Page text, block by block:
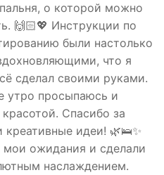
о которой можно
🙌🏻💖 Инструкции по
были настолько
что я
сделал своими руками.
утро просыпаюсь и
Спасибо за
креативные идеи! 🌿🛌✨
ожидания и сделали
наслаждением.